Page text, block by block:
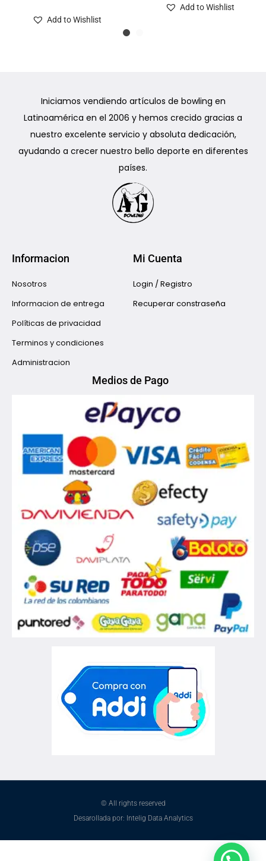
Add to Wishlist
Add to Wishlist
Iniciamos vendiendo artículos de bowling en
Latinoamérica en el 2006 y hemos crecido gracias a
nuestro excelente servicio y absoluta dedicación,
ayudando a crecer nuestro bello deporte en diferentes
países.
Informacion
Nosotros
Informacion de entrega
Políticas de privacidad
Terminos y condiciones
Administracion
Mi Cuenta
Login / Registro
Recuperar constraseña
Medios de Pago
© All rights reserved
Desarollada por: Intelig Data Analytics